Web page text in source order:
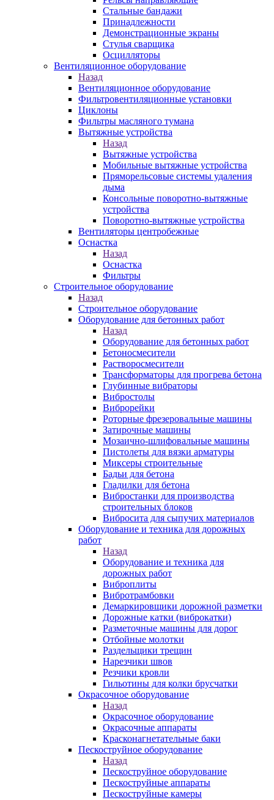
Стальные бандажи
Принадлежности
Демонстрационные экраны
Стулья сварщика
Осцилляторы
Вентиляционное оборудование
Назад
Вентиляционное оборудование
Фильтровентиляционные установки
Циклоны
Фильтры масляного тумана
Вытяжные устройства
Назад
Вытяжные устройства
Мобильные вытяжные устройства
Пряморельсовые системы удаления
дыма
Консольные поворотно-вытяжные
устройства
Поворотно-вытяжные устройства
Вентиляторы центробежные
Оснастка
Назад
Оснастка
Фильтры
Строительное оборудование
Назад
Строительное оборудование
Оборудование для бетонных работ
Назад
Оборудование для бетонных работ
Бетоносмесители
Растворосмесители
Трансформаторы для прогрева бетона
Глубинные вибраторы
Вибростолы
Виброрейки
Роторные фрезеровальные машины
Затирочные машины
Мозаично-шлифовальные машины
Пистолеты для вязки арматуры
Миксеры строительные
Бадьи для бетона
Гладилки для бетона
Вибростанки для производства
строительных блоков
Вибросита для сыпучих материалов
Оборудование и техника для дорожных
работ
Назад
Оборудование и техника для
дорожных работ
Виброплиты
Вибротрамбовки
Демаркировщики дорожной разметки
Дорожные катки (виброкатки)
Разметочные машины для дорог
Отбойные молотки
Раздельщики трещин
Нарезчики швов
Резчики кровли
Гильотины для колки брусчатки
Окрасочное оборудование
Назад
Окрасочное оборудование
Окрасочные аппараты
Красконагнетательные баки
Пескоструйное оборудование
Назад
Пескоструйное оборудование
Пескоструйные аппараты
Пескоструйные камеры